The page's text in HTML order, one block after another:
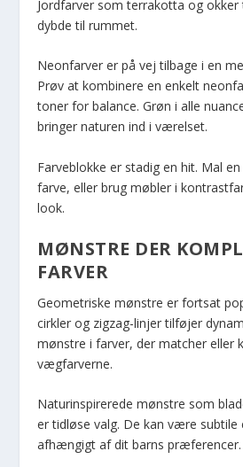
Jordfarver som terrakotta og
dybde til rummet.
Neonfarver er på vej tilbage i en
Prøv at kombinere en enkelt
toner for balance. Grøn i alle
bringer naturen ind i værelset.
Farveblokke er stadig en hit. Mal
farve, eller brug møbler i
look.
MØNSTRE DER
FARVER
Geometriske mønstre er fortsat
cirkler og zigzag-linjer tilføjer
mønstre i farver, der matcher eller
vægfarverne.
Naturinspirerede mønstre som
er tidløse valg. De kan være subtile
afhængigt af dit barns præferencer.